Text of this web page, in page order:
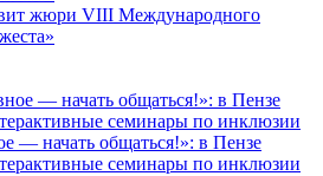
жюри VIII Международного
— начать общаться!»: в Пензе
семинары по инклюзии